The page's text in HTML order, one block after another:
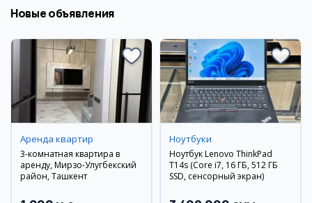
Новые объявления
Аренда квартир
3-комнатная квартира в
аренду, Мирзо-Улугбекский
район, Ташкент
Ноутбуки
Ноутбук Lenovo ThinkPad
T14s (Core i7, 16 ГБ, 512 ГБ
SSD, сенсорный экран)